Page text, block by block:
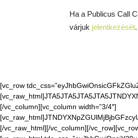
Ha a Publicus Call
várjuk jelentkezését.
[vc_row
[/vc_column][vc_column width=”3/4″]
[/vc_raw_html][/vc_column][/